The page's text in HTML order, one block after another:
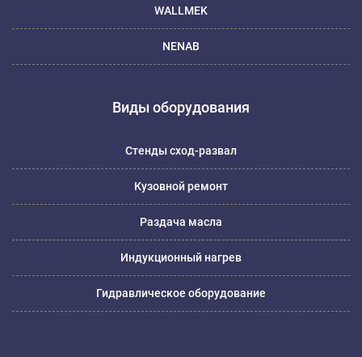
WALLMEK
NENAB
Виды оборудования
Стенды сход-развал
Кузовной ремонт
Раздача масла
Индукционный нагрев
Гидравлическое оборудование